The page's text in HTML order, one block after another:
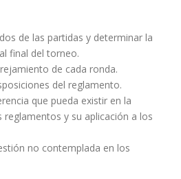
de las partidas y determinar la
final del torneo.
de cada ronda.
del reglamento.
que pueda existir en la
y su aplicación a los
no contemplada en los